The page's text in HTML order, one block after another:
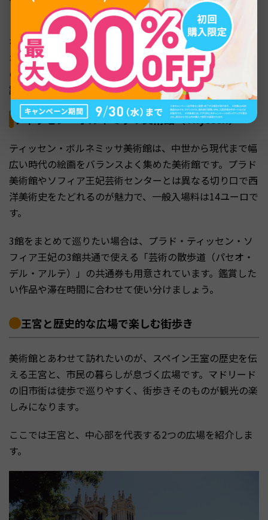
なお、レティーロ公園内にあるクリスタル宮殿（パラシ
オ・デ・クリスタル）などの別館は、2026年時点で改修
のため一時休館しています。訪問前に最新の開館状況を確
認しておくと安心です。
ティッセン・ボルネミッサ美術館（Thyssen）
ティッセン・ボルネミッサ美術館は、中世から現代まで幅
広い時代の絵画をバランスよく集めた美術館です。プラド
美術館やソフィア王妃芸術センターとは異なる切り口で西
洋美術史をたどれるのが魅力で、一般入場料は14ユーロで
す。
3館をまとめて巡りたい場合は、プラド・ティッセン・ソ
フィア王妃の3館共通で使える「芸術の散歩道（パセオ・
デル・アルテ）」の共通券も用意されています。鑑賞した
い作品や滞在時間に合わせて使い分けましょう。
王宮と歴史的な広場で楽しむ街歩き
美術館とあわせて訪れたいのが、スペイン王室の歴史を伝
える王宮と、市民の暮らしが息づく広場です。マドリード
の旧市街は徒歩で巡りやすく、街歩きそのものが観光の楽
しみになります。
ここでは王宮と、中心部を代表する2つの広場を紹介しま
す。